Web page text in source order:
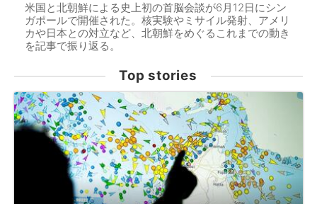
米国と北朝鮮による史上初の首脳会談が6月12日にシン
ガポールで開催された。核実験やミサイル発射、アメリ
カや日本との対立など、北朝鮮をめぐるこれまでの動き
を記事で振り返る。
Top stories